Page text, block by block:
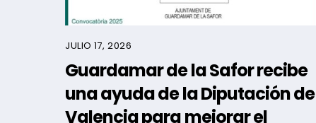
JULIO 17, 2026
Guardamar de la Safor recibe
una ayuda de la Diputación de
Valencia para mejorar el